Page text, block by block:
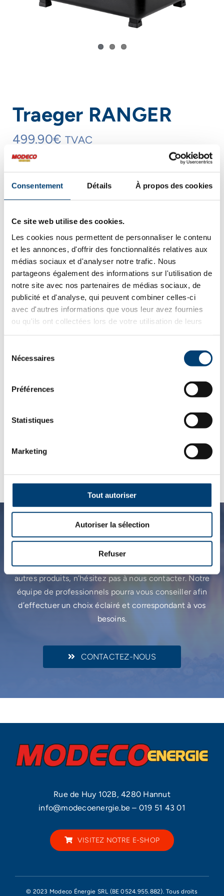
Consentement Détails À propos des cookies
Ce site web utilise des cookies.
Les cookies nous permettent de personnaliser le contenu
et les annonces, d'offrir des fonctionnalités relatives aux
médias sociaux et d'analyser notre trafic. Nous
partageons également des informations sur l'utilisation de
notre site avec nos partenaires de médias sociaux, de
publicité et d'analyse, qui peuvent combiner celles-ci
avec d'autres informations que vous leur avez fournies
ou qu'ils ont collectées lors de votre utilisation de leurs
Nécessaires
Préférences
Statistiques
Marketing
Tout autoriser
Autoriser la sélection
Refuser
Traeger RANGER
499.90€ TVAC
quantité
RANGER
Retournez à la boutique en cliquantici.
DESCRIPTION
PRODUIT
Contenu du stock : 3,63kg
Puissance : 5,7 kW
Verrouillage de couvercle
Une question ?
Pour plus d’informations sur ce produit ou sur nos
autres produits, n’hésitez pas à nous contacter. Notre
équipe de professionnels pourra vous conseiller afin
d’effectuer un choix éclairé et correspondant à vos
besoins.
CONTACTEZ-NOUS
Rue de Huy 102B, 4280 Hannut
info@modecoenergie.be – 019 51 43 01
VISITEZ NOTRE E-SHOP
© 2023 Modeco Énergie SRL (BE 0524.955.882). Tous droits